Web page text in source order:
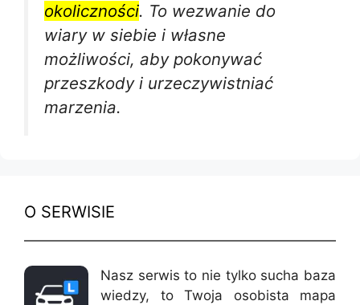
okoliczności. To wezwanie do
wiary w siebie i własne
możliwości, aby pokonywać
przeszkody i urzeczywistniać
marzenia.
O SERWISIE
Nasz serwis to nie tylko sucha baza
wiedzy, to Twoja osobista mapa